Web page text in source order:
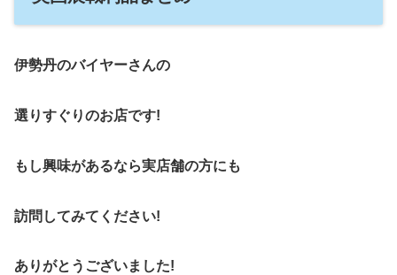
伊勢丹のバイヤーさんの
選りすぐりのお店です!
もし興味があるなら実店舗の方にも
訪問してみてください!
ありがとうございました!